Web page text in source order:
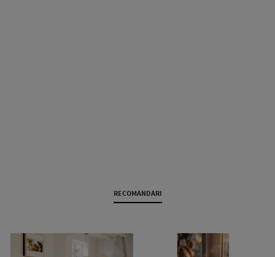
RECOMANDARI